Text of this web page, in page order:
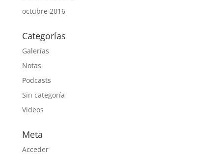
octubre 2016
Categorías
Galerías
Notas
Podcasts
Sin categoría
Videos
Meta
Acceder